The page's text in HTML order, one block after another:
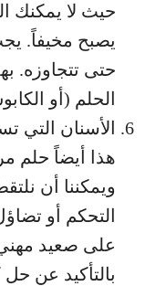
حيث لا يمكنك
يصبح مخيفاً.
حتى تتجاوزه.
الحلم (أو
الأسنان التي
هذا أيضاً حلم
ويمكننا أن
التحكم أو
على صعيد
بالتأكيد عن حل